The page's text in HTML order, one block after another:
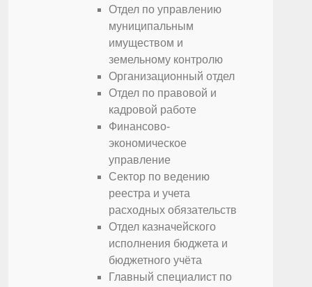
Отдел по управлению
муниципальным
имуществом и
земельному контролю
Организационный отдел
Отдел по правовой и
кадровой работе
Финансово-
экономическое
управление
Сектор по ведению
реестра и учета
расходных обязательств
Отдел казначейского
исполнения бюджета и
бюджетного учёта
Главный специалист по